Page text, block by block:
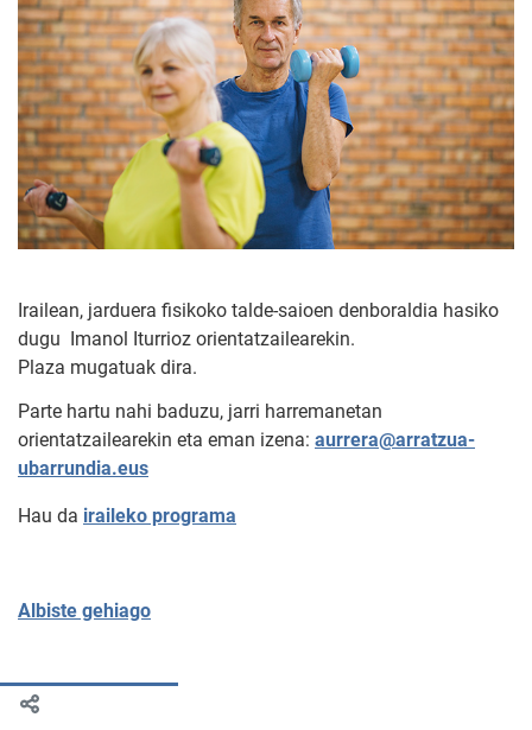
Irailean, jarduera fisikoko talde-saioen denboraldia hasiko
dugu Imanol Iturrioz orientatzailearekin.
Plaza mugatuak dira.
Parte hartu nahi baduzu, jarri harremanetan
orientatzailearekin eta eman izena: aurrera@arratzua-
ubarrundia.eus
Hau da iraileko programa
Albiste gehiago